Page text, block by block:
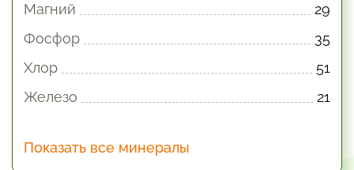
Магний
29
Фосфор
35
Хлор
51
Железо
21
Показать все минералы